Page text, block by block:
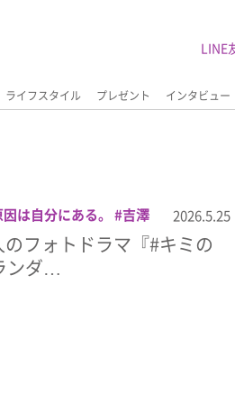
ライフスタイル プレゼント インタビュー
LINE
因は自分にある。
吉澤
2026.5.25
フォトドラマ『#キミの
ンダ…